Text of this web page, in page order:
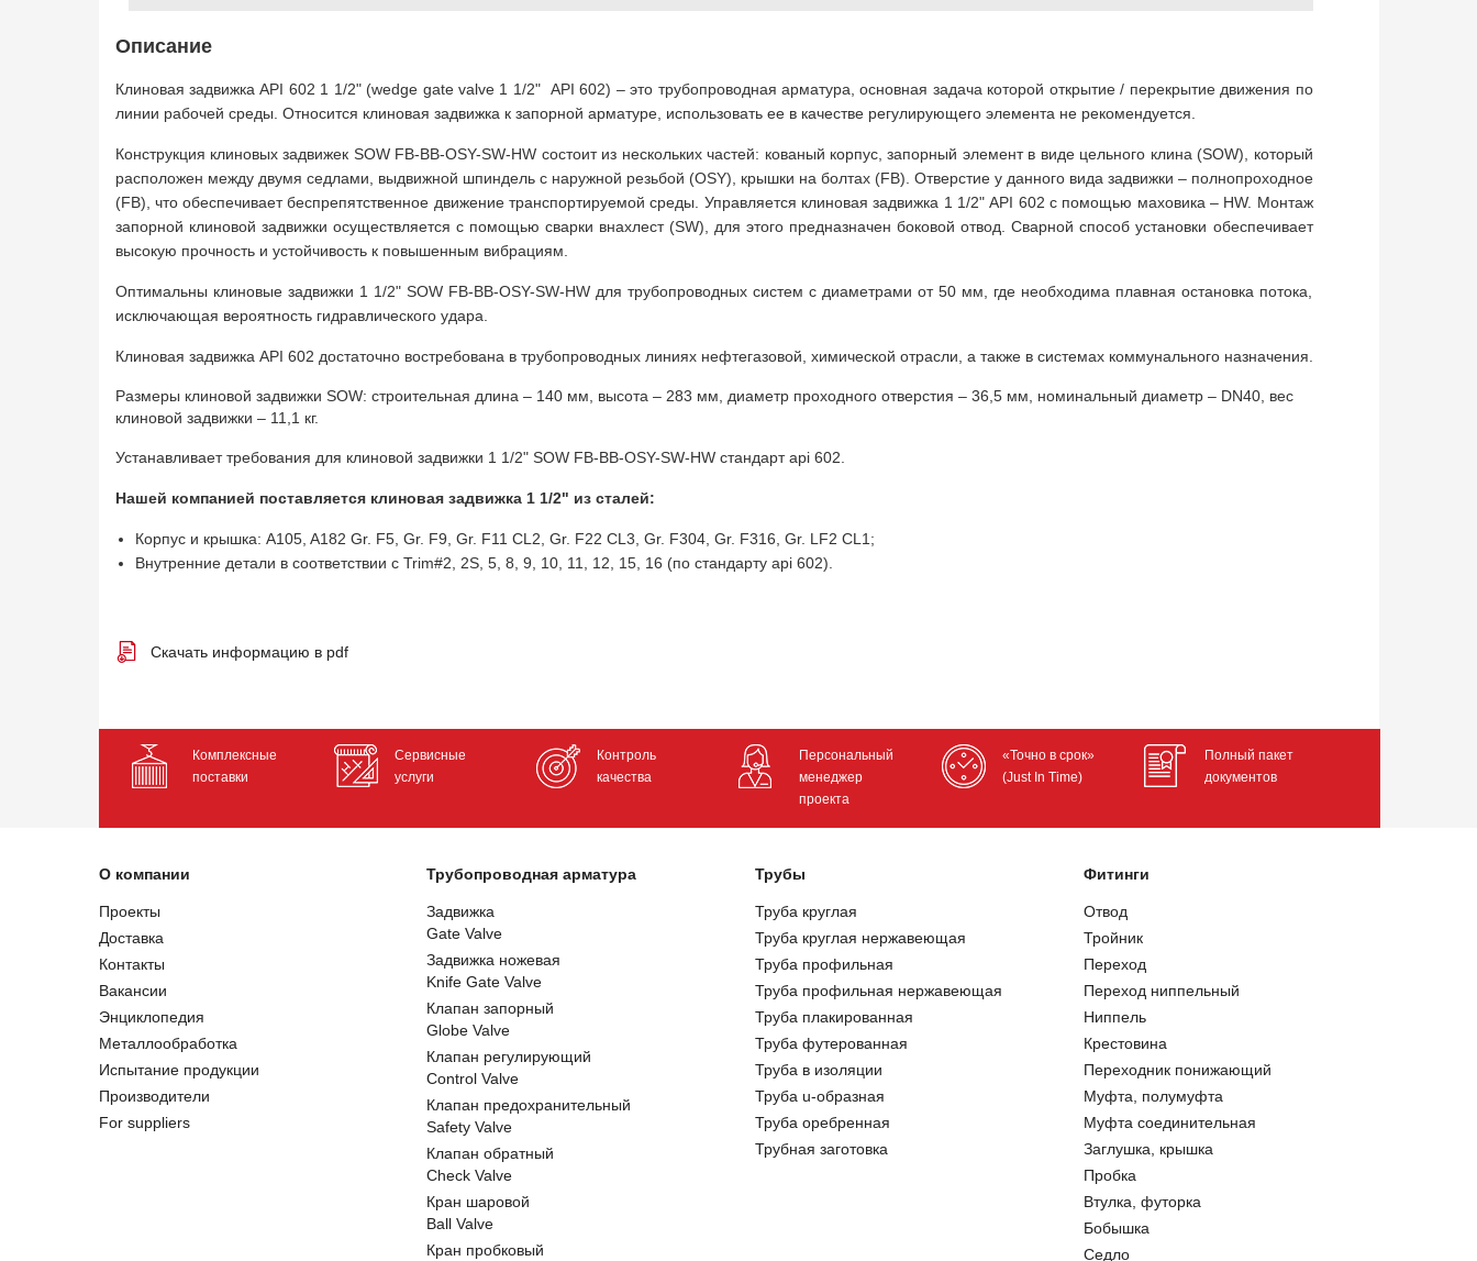
Описание
Клиновая задвижка API 602 1 1/2" (wedge gate valve 1 1/2" API 602) – это трубопроводная арматура, основная задача которой открытие / перекрытие движения по
линии рабочей среды. Относится клиновая задвижка к запорной арматуре, использовать ее в качестве регулирующего элемента не рекомендуется.
Конструкция клиновых задвижек SOW FB-BB-OSY-SW-HW состоит из нескольких частей: кованый корпус, запорный элемент в виде цельного клина (SOW), который
расположен между двумя седлами, выдвижной шпиндель с наружной резьбой (OSY), крышки на болтах (FB). Отверстие у данного вида задвижки – полнопроходное
(FB), что обеспечивает беспрепятственное движение транспортируемой среды. Управляется клиновая задвижка 1 1/2" API 602 с помощью маховика – HW. Монтаж
запорной клиновой задвижки осуществляется с помощью сварки внахлест (SW), для этого предназначен боковой отвод. Сварной способ установки обеспечивает
высокую прочность и устойчивость к повышенным вибрациям.
Оптимальны клиновые задвижки 1 1/2" SOW FB-BB-OSY-SW-HW для трубопроводных систем с диаметрами от 50 мм, где необходима плавная остановка потока,
исключающая вероятность гидравлического удара.
Клиновая задвижка API 602 достаточно востребована в трубопроводных линиях нефтегазовой, химической отрасли, а также в системах коммунального назначения.
Размеры клиновой задвижки SOW: строительная длина – 140 мм, высота – 283 мм, диаметр проходного отверстия – 36,5 мм, номинальный диаметр – DN40, вес
клиновой задвижки – 11,1 кг.
Устанавливает требования для клиновой задвижки 1 1/2" SOW FB-BB-OSY-SW-HW стандарт api 602.
Нашей компанией поставляется клиновая задвижка 1 1/2" из сталей:
Корпус и крышка: A105, A182 Gr. F5, Gr. F9, Gr. F11 CL2, Gr. F22 CL3, Gr. F304, Gr. F316, Gr. LF2 CL1;
Внутренние детали в соответствии с Trim#2, 2S, 5, 8, 9, 10, 11, 12, 15, 16 (по стандарту api 602).
Скачать информацию в pdf
Комплексные
поставки
Сервисные
услуги
Контроль
качества
Персональный
менеджер
проекта
«Точно в срок»
(Just In Time)
Полный пакет
документов
О компании
Проекты
Доставка
Контакты
Вакансии
Энциклопедия
Металлообработка
Испытание продукции
Производители
For suppliers
Трубопроводная арматура
Задвижка
Gate Valve
Задвижка ножевая
Knife Gate Valve
Клапан запорный
Globe Valve
Клапан регулирующий
Control Valve
Клапан предохранительный
Safety Valve
Клапан обратный
Check Valve
Кран шаровой
Ball Valve
Кран пробковый
Трубы
Труба круглая
Труба круглая нержавеющая
Труба профильная
Труба профильная нержавеющая
Труба плакированная
Труба футерованная
Труба в изоляции
Труба u-образная
Труба оребренная
Трубная заготовка
Фитинги
Отвод
Тройник
Переход
Переход ниппельный
Ниппель
Крестовина
Переходник понижающий
Муфта, полумуфта
Муфта соединительная
Заглушка, крышка
Пробка
Втулка, футорка
Бобышка
Седло